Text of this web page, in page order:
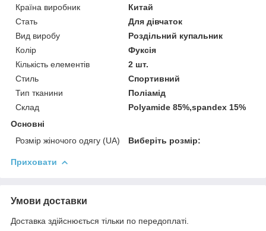
Країна виробник
Китай
Стать
Для дівчаток
Вид виробу
Роздільний купальник
Колір
Фуксія
Кількість елементів
2 шт.
Стиль
Спортивний
Тип тканини
Поліамід
Склад
Polyamide 85%,spandex 15%
Основні
Розмір жіночого одягу (UA)
Виберіть розмір:
Приховати
Умови доставки
Доставка здійснюється тільки по передоплаті.